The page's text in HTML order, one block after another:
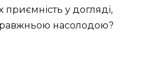
у догляді,
насолодою?